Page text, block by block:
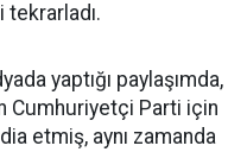
yaptığı paylaşımda,
Cumhuriyetçi Parti için
etmiş, aynı zamanda